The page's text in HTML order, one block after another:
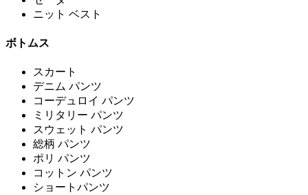
ニット ベスト
ボトムス
スカート
デニム パンツ
コーデュロイ パンツ
ミリタリー パンツ
スウェット パンツ
総柄 パンツ
ポリ パンツ
コットン パンツ
ショートパンツ